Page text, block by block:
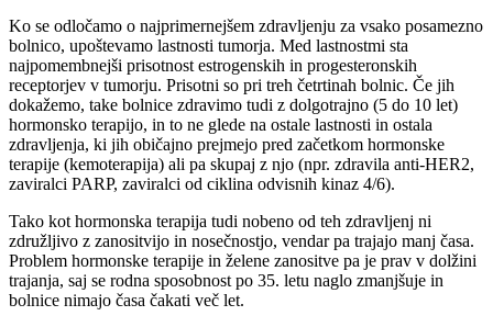
Ko se odločamo o najprimernejšem zdravljenju za vsako posamezno
bolnico, upoštevamo lastnosti tumorja. Med lastnostmi sta
najpomembnejši prisotnost estrogenskih in progesteronskih
receptorjev v tumorju. Prisotni so pri treh četrtinah bolnic. Če jih
dokažemo, take bolnice zdravimo tudi z dolgotrajno (5 do 10 let)
hormonsko terapijo, in to ne glede na ostale lastnosti in ostala
zdravljenja, ki jih običajno prejmejo pred začetkom hormonske
terapije (kemoterapija) ali pa skupaj z njo (npr. zdravila anti-HER2,
zaviralci PARP, zaviralci od ciklina odvisnih kinaz 4/6).
Tako kot hormonska terapija tudi nobeno od teh zdravljenj ni
združljivo z zanositvijo in nosečnostjo, vendar pa trajajo manj časa.
Problem hormonske terapije in želene zanositve pa je prav v dolžini
trajanja, saj se rodna sposobnost po 35. letu naglo zmanjšuje in
bolnice nimajo časa čakati več let.